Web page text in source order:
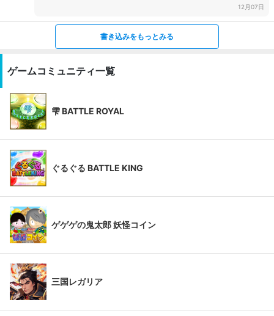
12月07日
書き込みをもっとみる
ゲームコミュニティ一覧
雫 BATTLE ROYAL
ぐるぐる BATTLE KING
ゲゲゲの鬼太郎 妖怪コイン
三国レガリア